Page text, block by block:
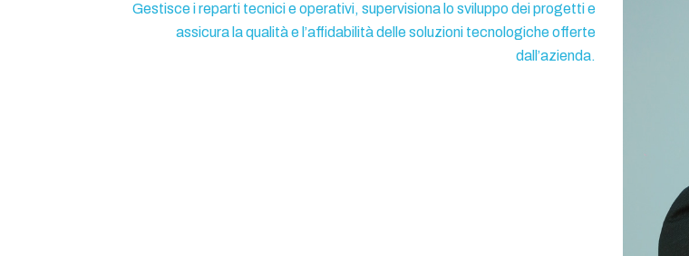
Gestisce i reparti tecnici e operativi, supervisiona lo sviluppo dei progetti e
assicura la qualità e l’affidabilità delle soluzioni tecnologiche offerte
dall’azienda.